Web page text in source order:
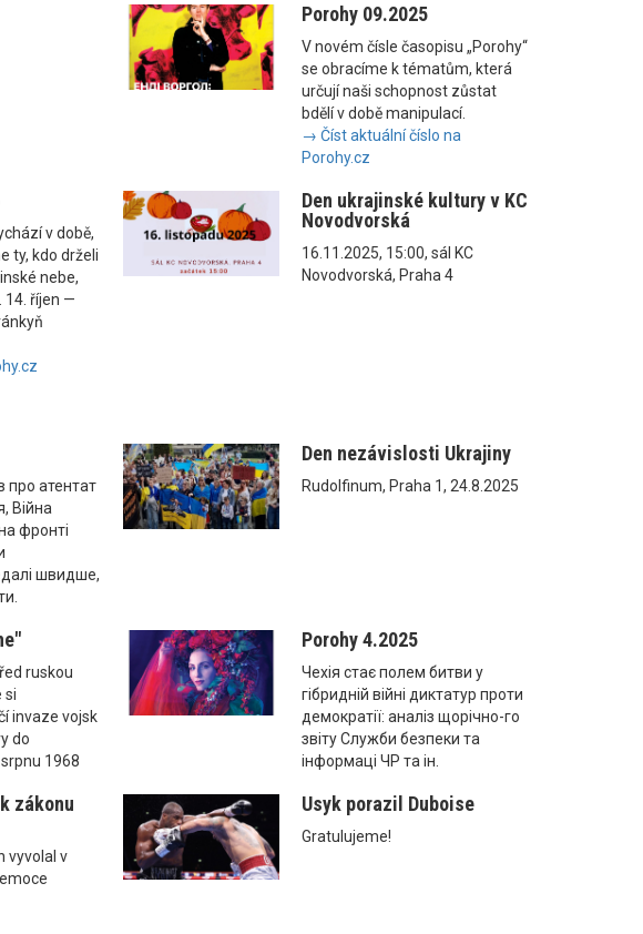
Porohy 09.2025
V novém čísle časopisu „Porohy“
se obracíme k tématům, která
určují naši schopnost zůstat
bdělí v době manipulací.
→ Číst aktuální číslo na
Porohy.cz
v době,
ty, kdo drželi
nebe,
14. říjen —
Den ukrajinské kultury v KC
Novodvorská
16.11.2025, 15:00, sál KC
Novodvorská, Praha 4
про атентат
Війна
фронті
швидше,
Den nezávislosti Ukrajiny
Rudolfinum, Praha 1, 24.8.2025
ruskou
si
invaze vojsk
do
1968
Porohy 4.2025
Чехія стає полем битви у
гібридній війні диктатур проти
демократії: аналіз щорічно-го
звіту Служби безпеки та
інформаці ЧР та ін.
zákonu
vyvolal v
Usyk porazil Duboise
Gratulujeme!